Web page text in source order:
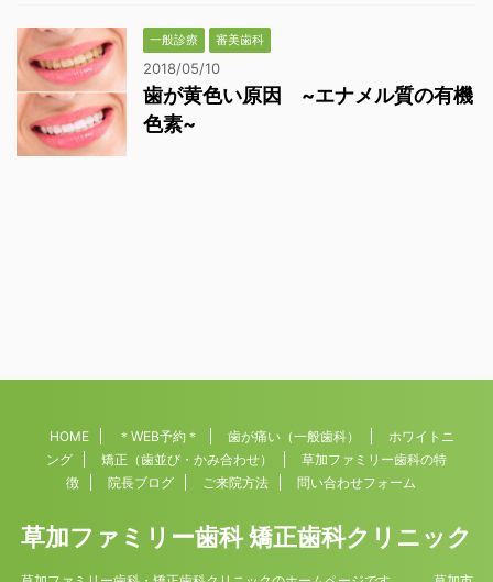
一般診療 審美歯科
2018/05/10
歯が黄色い原因 ~エナメル質の有機
色素~
HOME ＊WEB予約＊ 歯が痛い（一般歯科）
ホワイトニ
ング
矯正（歯並び・かみ合わせ）
草加ファミリー歯科の特
徴
院長ブログ ご来院方法 問い合わせフォーム
草加ファミリー歯科 矯正歯科クリニック